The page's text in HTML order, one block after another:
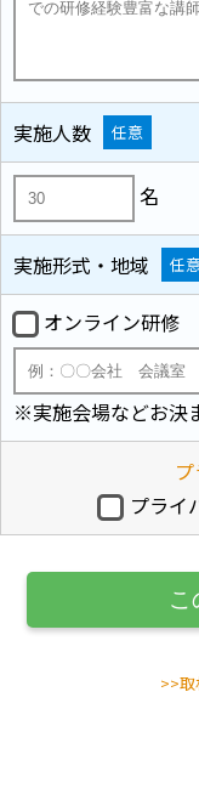
実施人数 任意
名
実施形式・地域 任意
オンライン研修
※実施会場などお決
プライ
>>